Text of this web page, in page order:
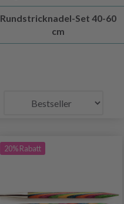
Rundstricknadel-Set 40-60
cm
20% Rabatt